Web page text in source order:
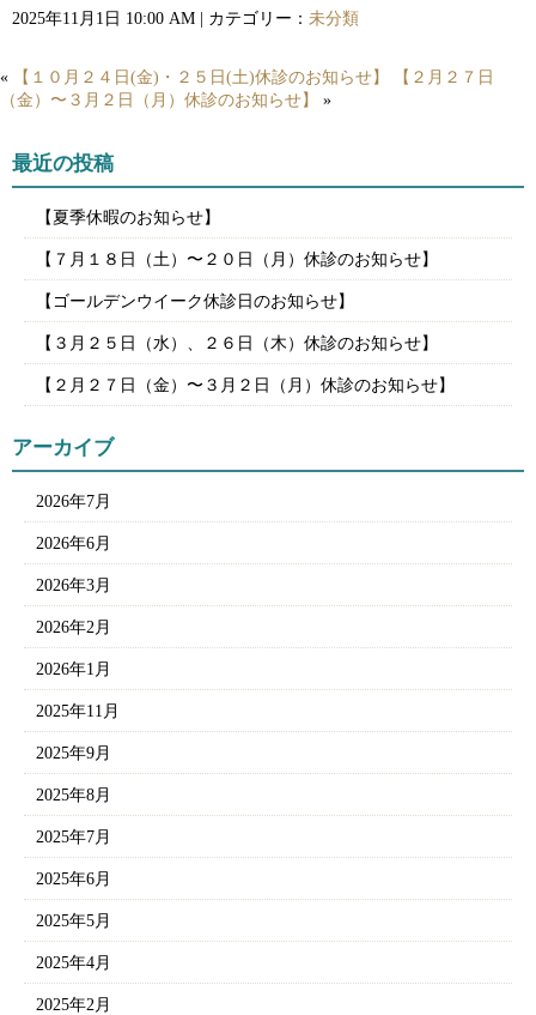
2025年11月1日 10:00 AM | カテゴリー： 未分類
« 【１０月２４日(金)・２５日(土)休診のお知らせ】
【２月２７日
（金）〜３月２日（月）休診のお知らせ】
»
最近の投稿
【夏季休暇のお知らせ】
【７月１８日（土）〜２０日（月）休診のお知らせ】
【ゴールデンウイーク休診日のお知らせ】
【３月２５日（水）、２６日（木）休診のお知らせ】
【２月２７日（金）〜３月２日（月）休診のお知らせ】
アーカイブ
2026年7月
2026年6月
2026年3月
2026年2月
2026年1月
2025年11月
2025年9月
2025年8月
2025年7月
2025年6月
2025年5月
2025年4月
2025年2月